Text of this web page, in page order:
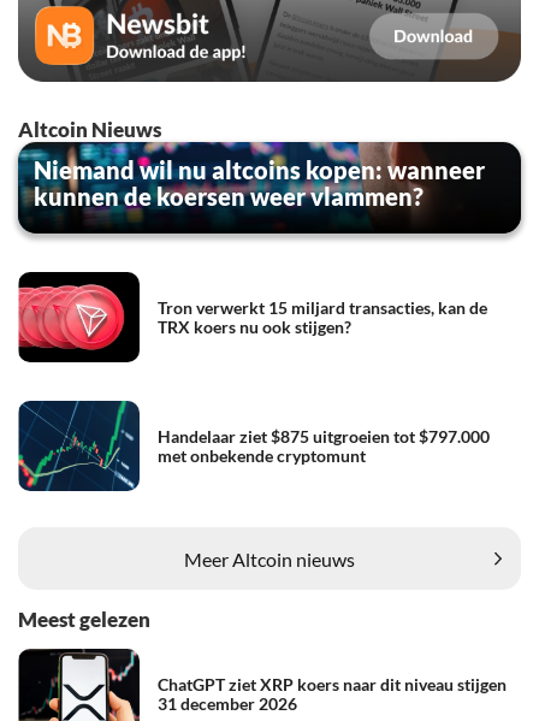
Altcoin Nieuws
Niemand wil nu altcoins kopen: wanneer
kunnen de koersen weer vlammen?
Tron verwerkt 15 miljard transacties, kan de
TRX koers nu ook stijgen?
Handelaar ziet $875 uitgroeien tot $797.000
met onbekende cryptomunt
Meer Altcoin nieuws
Meest gelezen
ChatGPT ziet XRP koers naar dit niveau stijgen
31 december 2026